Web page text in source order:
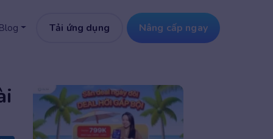
Blog Tải ứng dụng Nâng cấp ngay